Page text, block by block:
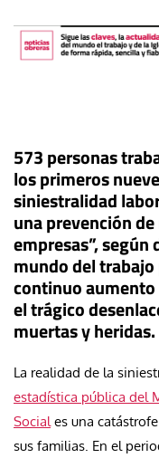
573 personas
los primeros
siniestralidad
una prevención
empresas”,
mundo del
continuo
el trágico
muertas y heridas.
La realidad de la
estadística pública del
Sociales una
sus familias. En el